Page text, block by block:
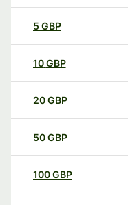
5 GBP
10GBP
20GBP
50GBP
100GBP